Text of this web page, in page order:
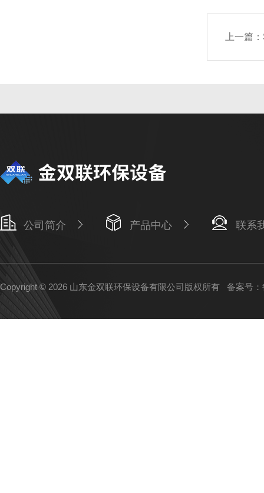
上一篇：
公司简介 产品中心 联系
Copyright © 2026 山东金双联环保设备有限公司版权所有 备案号